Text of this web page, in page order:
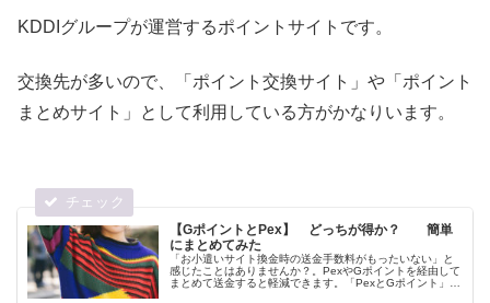
KDDIグループが運営するポイントサイトです。
交換先が多いので、「ポイント交換サイト」や「ポイント
まとめサイト」として利用している方がかなりいます。
【GポイントとPex】 どっちが得か？ 簡単
にまとめてみた
「お小遣いサイト換金時の送金手数料がもったいない」と
感じたことはありませんか？。PexやGポイントを経由して
まとめて送金すると軽減できます。「PexとGポイント」ど